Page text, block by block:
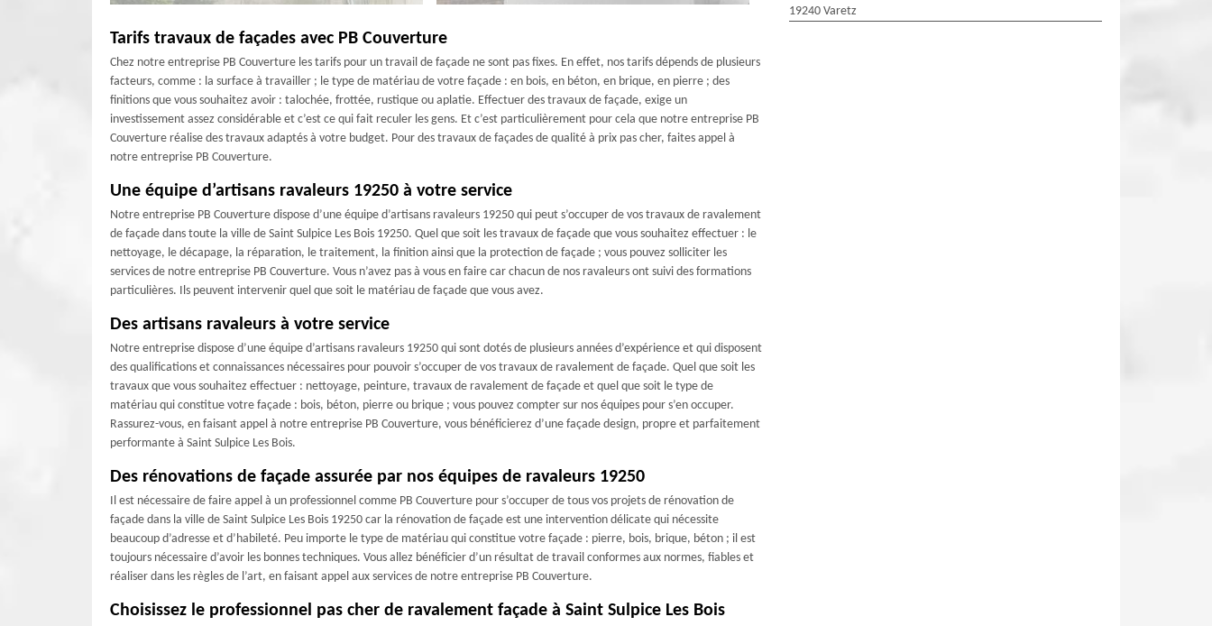
Tarifs travaux de façades avec PB Couverture
Chez notre entreprise PB Couverture les tarifs pour un travail de façade ne sont pas fixes. En effet, nos tarifs dépends de plusieurs
facteurs, comme : la surface à travailler ; le type de matériau de votre façade : en bois, en béton, en brique, en pierre ; des
finitions que vous souhaitez avoir : talochée, frottée, rustique ou aplatie. Effectuer des travaux de façade, exige un
investissement assez considérable et c’est ce qui fait reculer les gens. Et c’est particulièrement pour cela que notre entreprise PB
Couverture réalise des travaux adaptés à votre budget. Pour des travaux de façades de qualité à prix pas cher, faites appel à
notre entreprise PB Couverture.
Une équipe d’artisans ravaleurs 19250 à votre service
Notre entreprise PB Couverture dispose d’une équipe d’artisans ravaleurs 19250 qui peut s’occuper de vos travaux de ravalement
de façade dans toute la ville de Saint Sulpice Les Bois 19250. Quel que soit les travaux de façade que vous souhaitez effectuer : le
nettoyage, le décapage, la réparation, le traitement, la finition ainsi que la protection de façade ; vous pouvez solliciter les
services de notre entreprise PB Couverture. Vous n’avez pas à vous en faire car chacun de nos ravaleurs ont suivi des formations
particulières. Ils peuvent intervenir quel que soit le matériau de façade que vous avez.
Des artisans ravaleurs à votre service
Notre entreprise dispose d’une équipe d’artisans ravaleurs 19250 qui sont dotés de plusieurs années d’expérience et qui disposent
des qualifications et connaissances nécessaires pour pouvoir s’occuper de vos travaux de ravalement de façade. Quel que soit les
travaux que vous souhaitez effectuer : nettoyage, peinture, travaux de ravalement de façade et quel que soit le type de
matériau qui constitue votre façade : bois, béton, pierre ou brique ; vous pouvez compter sur nos équipes pour s’en occuper.
Rassurez-vous, en faisant appel à notre entreprise PB Couverture, vous bénéficierez d’une façade design, propre et parfaitement
performante à Saint Sulpice Les Bois.
Des rénovations de façade assurée par nos équipes de ravaleurs 19250
Il est nécessaire de faire appel à un professionnel comme PB Couverture pour s’occuper de tous vos projets de rénovation de
façade dans la ville de Saint Sulpice Les Bois 19250 car la rénovation de façade est une intervention délicate qui nécessite
beaucoup d’adresse et d’habileté. Peu importe le type de matériau qui constitue votre façade : pierre, bois, brique, béton ; il est
toujours nécessaire d’avoir les bonnes techniques. Vous allez bénéficier d’un résultat de travail conformes aux normes, fiables et
réaliser dans les règles de l’art, en faisant appel aux services de notre entreprise PB Couverture.
Choisissez le professionnel pas cher de ravalement façade à Saint Sulpice Les Bois
19240 Varetz